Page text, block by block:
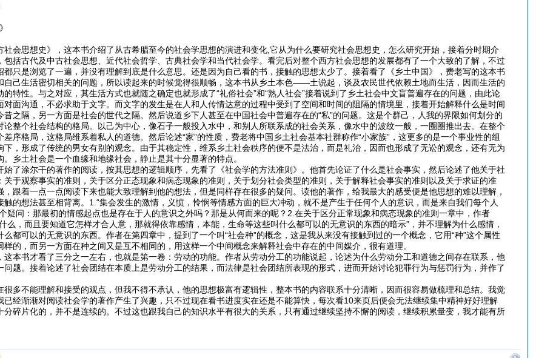
社会思想史》，这本书介绍了从古希腊至今的社会学思想的演进和变化,它从为什么要研究社会思想史，怎么研究开始，接着分时期介
包括古代及中古社会思想、近代社会哲学、古典社会学和当代社会学。看完后对整个西方社会思想的发展都有了一个大致的了解，不过
都只是浏览了一遍，并没有理解到底是什么意思。还是因为自己看的书，接触的思想太少了。接着看了《乡土中国》，费老写的这本书
自己生活密切相关的问题，所以读起来的时候觉得很顺畅，这本书从乡土本色——土说起，谈及农民世代依赖土地而生活，因而生活的
特性。与之对应，其生活方式也就随之确定也就形成了“礼俗社会”和“熟人社会”接着说到了乡土社会中文盲普遍存在的问题，由此论
对面沟通，不必求助于文字。而文字的发生是在人和人传情达意的过程中受到了空间和时间的阻隔的情境里，接着开始解释什么是时间
昔之隔，另一方面是社会的世代之隔。然后说道乡下人甚至在中国社会中普遍存在的“私”的问题。这是个群己，人我的界限如何划分的
论整个社会结构的格局。以己为中心，像石子一般投入水中，和别人所联系成的社会关系，像水中的波纹一般，一圈圈推出去。在整个
序格局，这格局维系着私人的道德。然后论述“家”的性质，费老将中国乡土社会基本社群称作“小家族”，这更多的是一个事业性的组
下，形成了传统的男女有别的观念。由于其稳定性，维系乡土社会秩序的便不是法治，而是礼治，因而也形成了无讼的观念，还有无为
乡土社会是一个血缘和地缘社会，静止是其十分显著的特点。
始了涂尔干的著作的阅读，按其思想的逻辑顺序，先看了《社会学的方法准则》。他首先论证了什么是社会事实，然后论述了他关于社
关于观察事实的准则，关于区分正态现象和病态现象的准则，关于划分社会类型的准则，关于解释社会事实的准则以及关于求证的准
，跟着一点一点阅读下来也能大致理解到他的想法，但是同样存在很多的疑问。读他的著作，给我最大的感受便是他思想的难以理解，
的想法甚至相背离。1.“集会发生的激情，义愤，怜悯等情感方面的巨大冲动，就不是产生于任何个人的意识，而是来自我们每个人
疑问：那最初的情感起点也是存在于人的意识之外吗？那是从何而来的呢？2.在关于区分正常现象和病态现象的准则一章中，作者
么，而且要知道它怎样才合人意，那就得依靠感情，本能，生命等这些叫什么都可以的无意识的东西的暗示”，并不理解为什么感情，
都可以的无意识的东西。作者在第四章中，提到了一个叫“社会种”的概念，这是我从来没有接触到过的一个概念，它用“种”这个属性
的，而另一方面在种之间又是互不相同的，用这样一个中间概念来解释社会中存在的中间媒介，很有道理。
这本书才看了三分之一左右，也就是第一卷：劳动的功能。作者从劳动分工的功能说起，论述为什么劳动分工和道德之间存在联系，他
问题。接着论述了社会团结在本质上是劳动分工的结果，而法律是社会团结所表现的形式，进而开始讨论犯罪行为与惩罚行为，并作了
很多不能理解和接受的观点，但我不得不承认，他的思想极富有逻辑性，整本书的内容联系十分清晰，因而很容易做梳理和总结。我觉
已经渐渐对阅读社会学的著作产生了兴趣，只不过现在看书进度实在还是不能算快，每次看10来页后便会无法继续集中精神好好理解
分碎片化的，并不是连续的。不过这也跟我自己的知识水平有很大的关系，只有通过继续坚持不懈的阅读，继续积累量变，我才能有所